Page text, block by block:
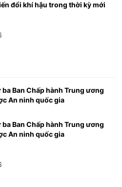
đổi khí hậu trong thời kỳ mới
Ban Chấp hành Trung ương
An ninh quốc gia
Ban Chấp hành Trung ương
An ninh quốc gia